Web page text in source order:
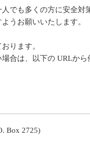
も多くの方に安全
うお願いいたします。
ります。
合は、以下の URLから
Box 2725)